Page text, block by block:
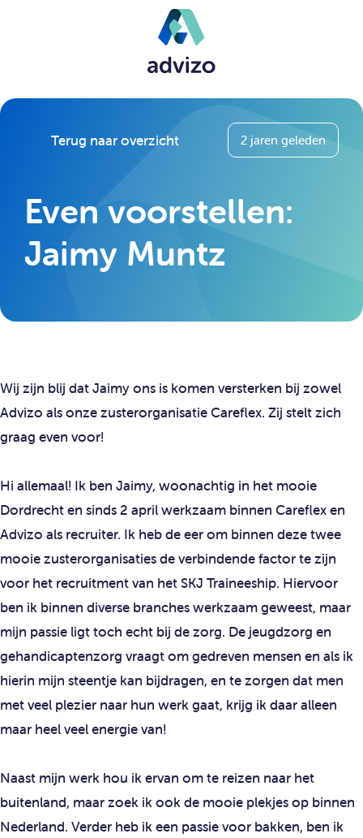
Terug naar overzicht 2 jaren geleden
Even voorstellen:
Jaimy Muntz
Wij zijn blij dat Jaimy ons is komen versterken bij zowel
Advizo als onze zusterorganisatie Careflex. Zij stelt zich
graag even voor!
Hi allemaal! Ik ben Jaimy, woonachtig in het mooie
Dordrecht en sinds 2 april werkzaam binnen Careflex en
Advizo als recruiter. Ik heb de eer om binnen deze twee
mooie zusterorganisaties de verbindende factor te zijn
voor het recruitment van het SKJ Traineeship. Hiervoor
ben ik binnen diverse branches werkzaam geweest, maar
mijn passie ligt toch echt bij de zorg. De jeugdzorg en
gehandicaptenzorg vraagt om gedreven mensen en als ik
hierin mijn steentje kan bijdragen, en te zorgen dat men
met veel plezier naar hun werk gaat, krijg ik daar alleen
maar heel veel energie van!
Naast mijn werk hou ik ervan om te reizen naar het
buitenland, maar zoek ik ook de mooie plekjes op binnen
Nederland. Verder heb ik een passie voor bakken, ben ik